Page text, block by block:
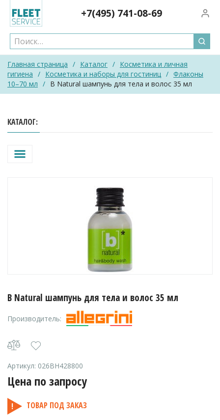
content
+7(495) 741-08-69
Главная страница / Каталог / Косметика и личная
гигиена / Косметика и наборы для гостиниц / Флаконы
10–70 мл / B Natural шампунь для тела и волос 35 мл
B Natural шампунь для тела и волос 35 мл
Производитель:
Артикул: 026BH428800
Цена по запросу
ТОВАР ПОД ЗАКАЗ
КАТАЛОГ